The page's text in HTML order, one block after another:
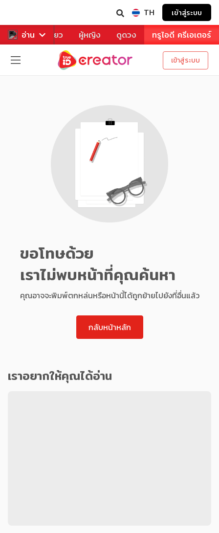
TH เข้าสู่ระบบ
อ่าน
หาร ท่องเที่ยว ผู้หญิง ดูดวง ทรูไอดี ครีเอเตอร์
เข้าสู่ระบบ
ขอโทษด้วย
เราไม่พบหน้าที่คุณค้นหา
คุณอาจจะพิมพ์ตกหล่นหรือหน้านี้ได้ถูกย้ายไปยังที่อื่นแล้ว
กลับหน้าหลัก
เราอยากให้คุณได้อ่าน